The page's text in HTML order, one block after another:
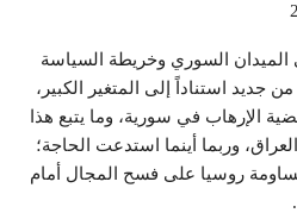
الميدان السوري وخريطة السياسة
استناداً إلى المتغير الكبير،
الإرهاب في سورية، وما يتبع هذا
وربما أينما استدعت الحاجة؛
روسيا على فسح المجال أمام